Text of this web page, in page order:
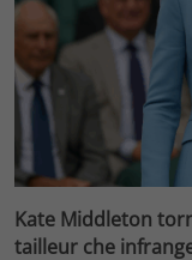
Kate Middleton
tailleur che